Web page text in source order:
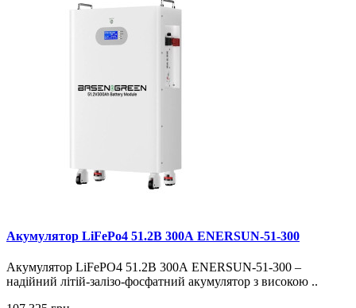
Акумулятор LiFePo4 51.2В 300А ENERSUN-51-300
Акумулятор LiFePO4 51.2В 300А ENERSUN-51-300 –
надійний літій-залізо-фосфатний акумулятор з високою ..